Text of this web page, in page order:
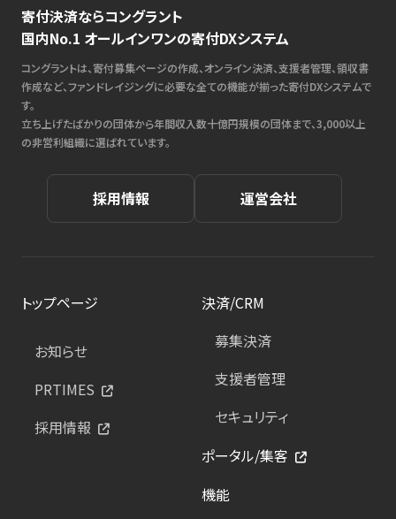
寄付決済ならコングラント
国内No.1 オールインワンの寄付DXシステム
コングラントは、寄付募集ページの作成、オンライン決済、支援者管理、領収書
作成など、ファンドレイジングに必要な全ての機能が揃った寄付DXシステムで
す。
立ち上げたばかりの団体から年間収入数十億円規模の団体まで、3,000以上
の非営利組織に選ばれています。
採用情報 運営会社
トップページ
お知らせ
PRTIMES
採用情報
決済/CRM
募集決済
支援者管理
セキュリティ
ポータル/集客
機能